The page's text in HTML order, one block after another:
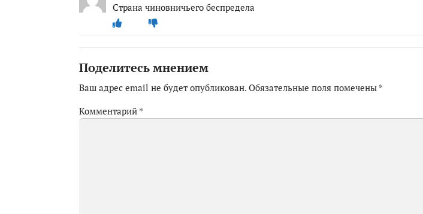
Страна чиновничьего беспредела
Поделитесь мнением
Ваш адрес email не будет опубликован. Обязательные поля помечены *
Комментарий *